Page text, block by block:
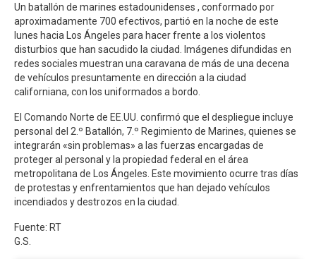
Un batallón de marines estadounidenses , conformado por
aproximadamente 700 efectivos, partió en la noche de este
lunes hacia Los Ángeles para hacer frente a los violentos
disturbios que han sacudido la ciudad. Imágenes difundidas en
redes sociales muestran una caravana de más de una decena
de vehículos presuntamente en dirección a la ciudad
californiana, con los uniformados a bordo.
El Comando Norte de EE.UU. confirmó que el despliegue incluye
personal del 2.º Batallón, 7.º Regimiento de Marines, quienes se
integrarán «sin problemas» a las fuerzas encargadas de
proteger al personal y la propiedad federal en el área
metropolitana de Los Ángeles. Este movimiento ocurre tras días
de protestas y enfrentamientos que han dejado vehículos
incendiados y destrozos en la ciudad.
Fuente: RT
G.S.